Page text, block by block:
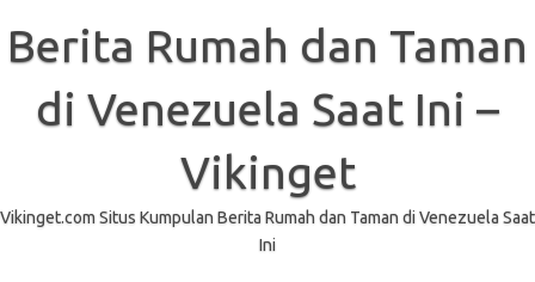
content
Berita Rumah dan Taman
di Venezuela Saat Ini –
Vikinget
Vikinget.com Situs Kumpulan Berita Rumah dan Taman di Venezuela Saat
Ini